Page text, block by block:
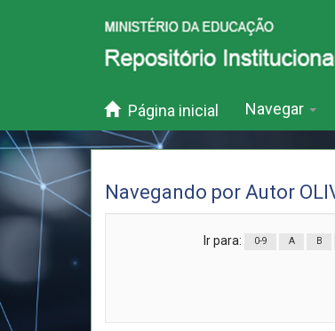
Página inicial Navegar
Navegando por Autor
Ir para: 0-9 A B